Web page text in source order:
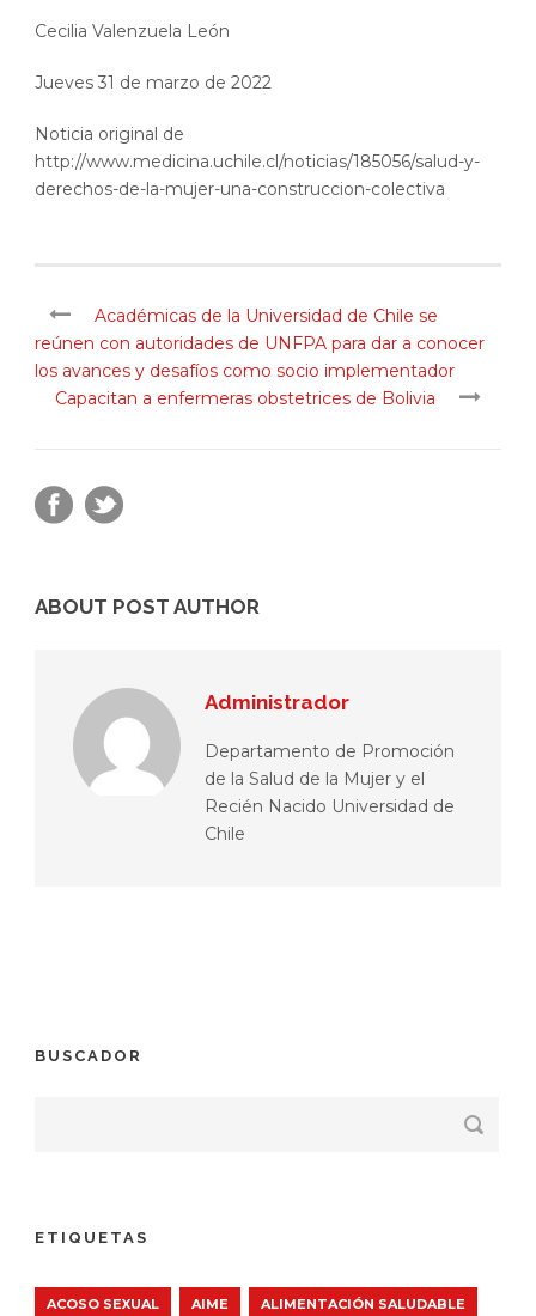
Cecilia Valenzuela León
Jueves 31 de marzo de 2022
Noticia original de
http://www.medicina.uchile.cl/noticias/185056/salud-y-
derechos-de-la-mujer-una-construccion-colectiva
Académicas de la Universidad de Chile se
reúnen con autoridades de UNFPA para dar a conocer
los avances y desafíos como socio implementador
Capacitan a enfermeras obstetrices de Bolivia
ABOUT POST AUTHOR
Administrador
Departamento de Promoción
de la Salud de la Mujer y el
Recién Nacido Universidad de
Chile
BUSCADOR
ETIQUETAS
ACOSO SEXUAL AIME ALIMENTACIÓN SALUDABLE